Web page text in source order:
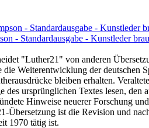
- Standardausgabe - Kunstleder
"Luther21" von anderen
die Weiterentwicklung der deutschen
bleiben erhalten.
des ursprünglichen Textes lesen,
Hinweise neuerer Forschung
Übersetzung ist die Revision und
1970 tätig ist.